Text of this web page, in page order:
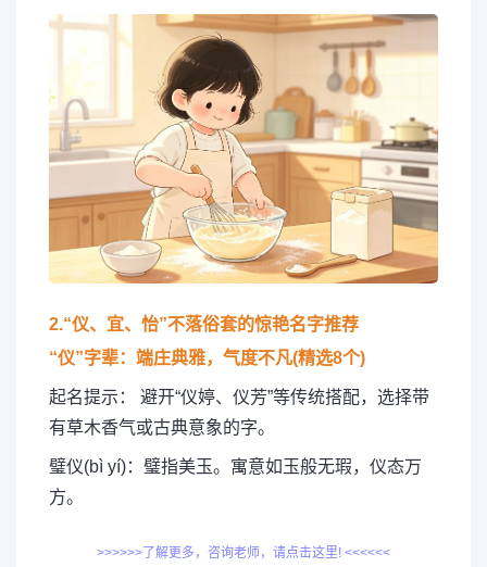
2.“仪、宜、怡”不落俗套的惊艳名字推荐
“仪”字辈：端庄典雅，气度不凡(精选8个)
起名提示： 避开“仪婷、仪芳”等传统搭配，选择带
有草木香气或古典意象的字。
璧仪(bì yí)：璧指美玉。寓意如玉般无瑕，仪态万
方。
>>>>>>了解更多，咨询老师，请点击这里! <<<<<<